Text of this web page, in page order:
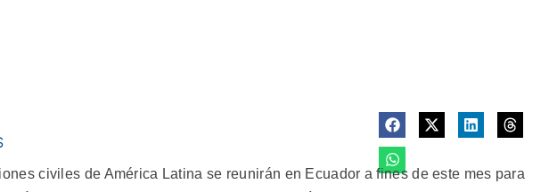
civiles de América Latina se reunirán en Ecuador a fines de este mes para